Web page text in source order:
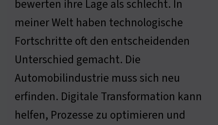
bewerten ihre Lage als schlecht. In
meiner Welt haben technologische
Fortschritte oft den entscheidenden
Unterschied gemacht. Die
Automobilindustrie muss sich neu
erfinden. Digitale Transformation kann
helfen, Prozesse zu optimieren und